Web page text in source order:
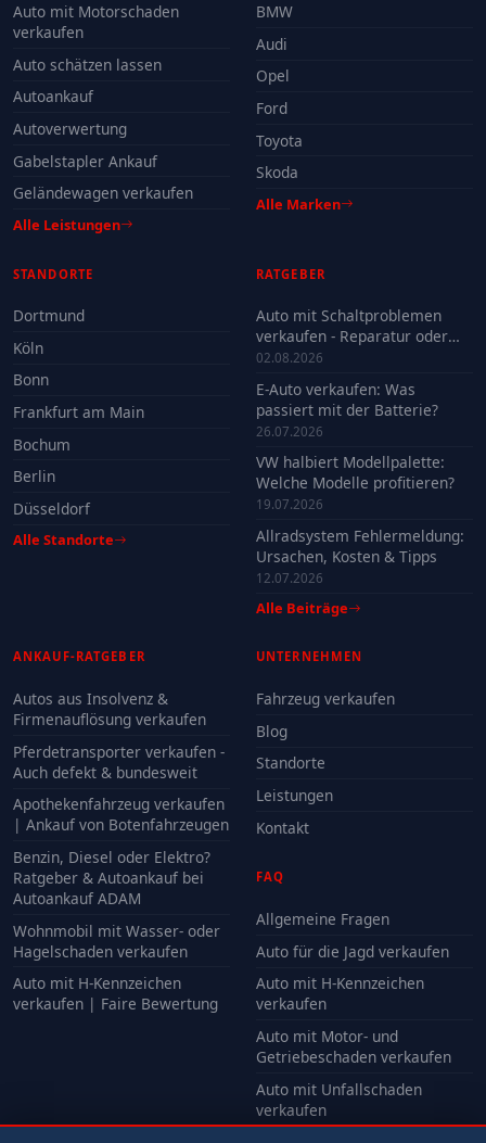
Auto mit Motorschaden
verkaufen
Auto schätzen lassen
Autoankauf
Autoverwertung
Gabelstapler Ankauf
Geländewagen verkaufen
Alle Leistungen
BMW
Audi
Opel
Ford
Toyota
Skoda
Alle Marken
STANDORTE
Dortmund
Köln
Bonn
Frankfurt am Main
Bochum
Berlin
Düsseldorf
Alle Standorte
RATGEBER
Auto mit Schaltproblemen
verkaufen - Reparatur oder
Verkauf?
02.08.2026
E-Auto verkaufen: Was
passiert mit der Batterie?
26.07.2026
VW halbiert Modellpalette:
Welche Modelle profitieren?
19.07.2026
Allradsystem Fehlermeldung:
Ursachen, Kosten & Tipps
12.07.2026
Alle Beiträge
ANKAUF-RATGEBER
Autos aus Insolvenz &
Firmenauflösung verkaufen
Pferdetransporter verkaufen -
Auch defekt & bundesweit
Apothekenfahrzeug verkaufen
| Ankauf von Botenfahrzeugen
Benzin, Diesel oder Elektro?
Ratgeber & Autoankauf bei
Autoankauf ADAM
Wohnmobil mit Wasser- oder
Hagelschaden verkaufen
Auto mit H-Kennzeichen
verkaufen | Faire Bewertung
UNTERNEHMEN
Fahrzeug verkaufen
Blog
Standorte
Leistungen
Kontakt
FAQ
Allgemeine Fragen
Auto für die Jagd verkaufen
Auto mit H-Kennzeichen
verkaufen
Auto mit Motor- und
Getriebeschaden verkaufen
Auto mit Unfallschaden
verkaufen